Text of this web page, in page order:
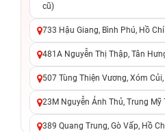
cũ)
733 Hậu Giang, Bình Phú, Hồ
481A Nguyễn Thị Thập, Tân
507 Tùng Thiện Vương, Xóm
23M Nguyễn Ảnh Thủ, Trung Mỹ
389 Quang Trung, Gò Vấp, Hồ